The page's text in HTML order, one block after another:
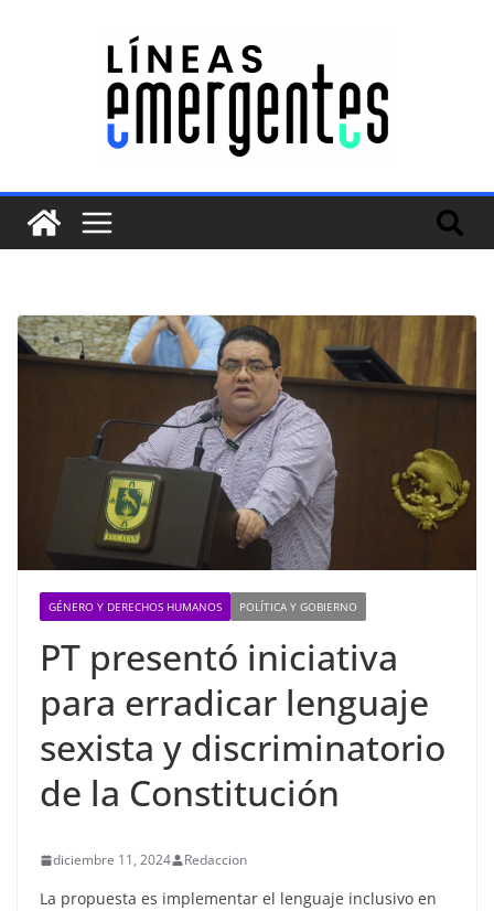
GÉNERO Y DERECHOS HUMANOS POLÍTICA Y GOBIERNO
PT presentó iniciativa
para erradicar lenguaje
sexista y discriminatorio
de la Constitución
diciembre 11, 2024 Redaccion
La propuesta es implementar el lenguaje inclusivo en